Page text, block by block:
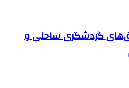
گردشگری ساحلی و